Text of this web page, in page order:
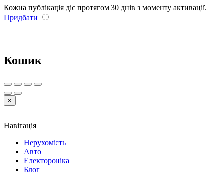
Кожна публікація діє протягом 30 днів з моменту активації.
Придбати
Кошик
×
Навігація
Нерухомість
Авто
Електороніка
Блог